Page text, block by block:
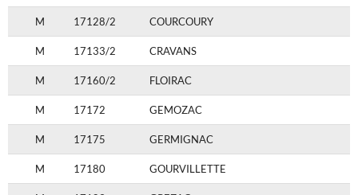
M 17128/2 COURCOURY
M 17133/2 CRAVANS
M 17160/2 FLOIRAC
M 17172 GEMOZAC
M 17175 GERMIGNAC
M 17180 GOURVILLETTE